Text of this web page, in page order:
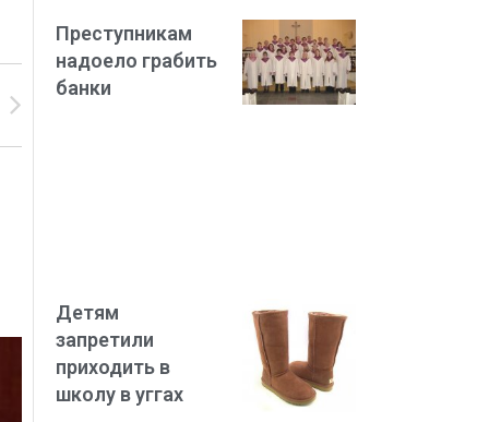
Преступникам
надоело грабить
банки
Детям
запретили
приходить в
школу в уггах